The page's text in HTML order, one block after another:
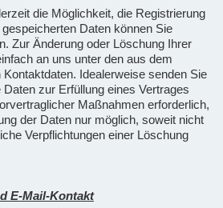
die Möglichkeit, die Registrierung
Daten können Sie
Zur Änderung oder Löschung Ihrer
an uns unter den aus dem
Idealerweise senden Sie
zur Erfüllung eines Vertrages
Maßnahmen erforderlich,
der Daten nur möglich, soweit nicht
Verpflichtungen einer Löschung
E-Mail-Kontakt